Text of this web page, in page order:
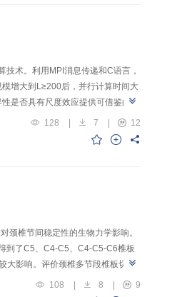
术。利用MPI消息传递和C语言，
增大到L≥200后，并行计算时间大
是否具有尺度效应提供可借鉴的经
128 | 7 |
12
颈椎节间稳定性的生物力学影响。
到了C5、C4-C5、C4-C5-C6椎板
大影响。评价颈椎多节段椎板切除
108 | 8 |
9